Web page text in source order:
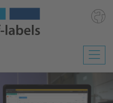
Polski